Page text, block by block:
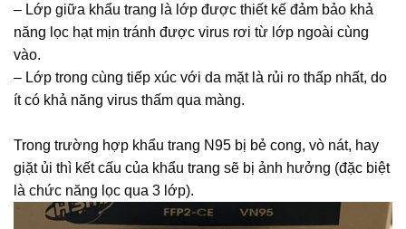
– Lớp giữa khẩu trang là lớp được thiết kế đảm bảo khả
năng lọc hạt mịn tránh được virus rơi từ lớp ngoài cùng
vào.
– Lớp trong cùng tiếp xúc với da mặt là rủi ro thấp nhất, do
ít có khả năng virus thấm qua màng.
Trong trường hợp khẩu trang N95 bị bẻ cong, vò nát, hay
giặt ủi thì kết cấu của khẩu trang sẽ bị ảnh hưởng (đặc biệt
là chức năng lọc qua 3 lớp).